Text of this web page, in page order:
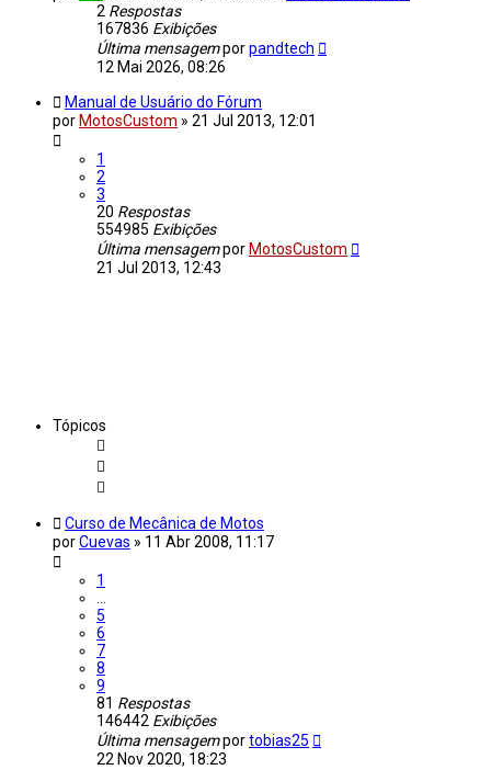
2 Respostas
167836 Exibições
Última mensagemporpandtech
12 Mai 2026, 08:26
Manual de Usuário do Fórum
por MotosCustom » 21 Jul 2013, 12:01
1
2
3
20 Respostas
554985 Exibições
Última mensagempor MotosCustom
21 Jul 2013, 12:43
Tópicos
Curso de Mecânica de Motos
porCuevas » 11 Abr 2008, 11:17
1
…
5
6
7
8
9
81 Respostas
146442 Exibições
Última mensagemportobias25
22 Nov 2020, 18:23